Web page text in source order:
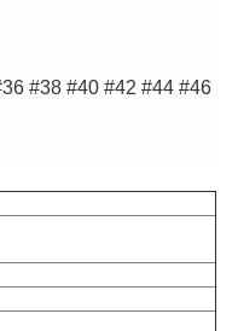
#38 #40 #42 #44 #46